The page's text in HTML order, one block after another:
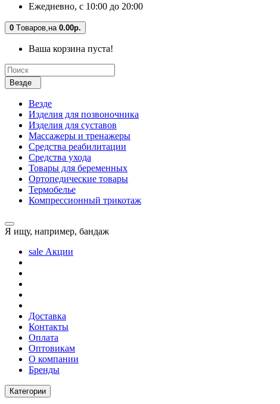
Ежедневно, с 10:00 до 20:00
0 Tоваров, на 0.00р.
Ваша корзина пуста!
Везде
Везде
Изделия для позвоночника
Изделия для суставов
Массажеры и тренажеры
Средства реабилитации
Средства ухода
Товары для беременных
Ортопедические товары
Термобелье
Компрессионный трикотаж
Я ищу, например, бандаж
sale Акции
Доставка
Контакты
Оплата
Оптовикам
О компании
Бренды
Категории